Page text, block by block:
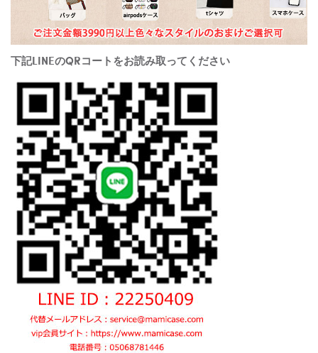
下記LINEのQRコートをお読み取ってください